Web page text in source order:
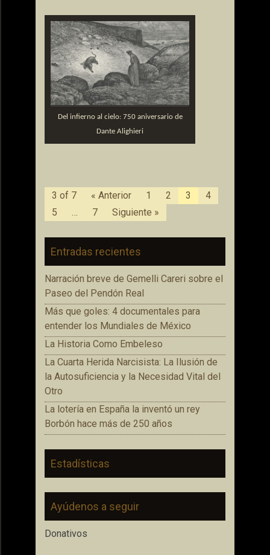
Del infierno al cielo: 750 aniversario de
Dante Alighieri
3 of 7 « Anterior 1 2 3
4
5
… 7 Siguiente »
Entradas recientes
Narración breve de Gemelli Careri sobre el
Paseo del Pendón Real
Más que goles: 4 documentales para
entender los Mundiales de México
La Historia Como Embeleso
La Cuarta Herida Narcisista: La Ilusión de
la Autosuficiencia y la Necesidad Vital del
Otro
La lotería en España la inventó un rey
Borbón hace más de 250 años
Estadísticas
Ayúdenos a seguir
Donativos